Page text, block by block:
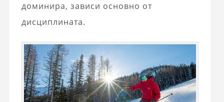
доминира, зависи основно от
дисциплината.